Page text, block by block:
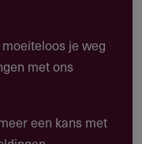
en vrijheid van
in
je weg
met ons
een kans met